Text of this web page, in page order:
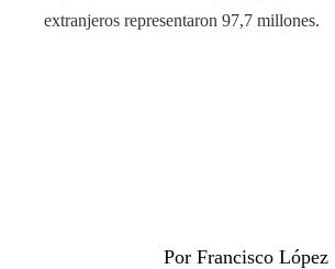
extranjeros representaron 97,7 millones.
Por Francisco López